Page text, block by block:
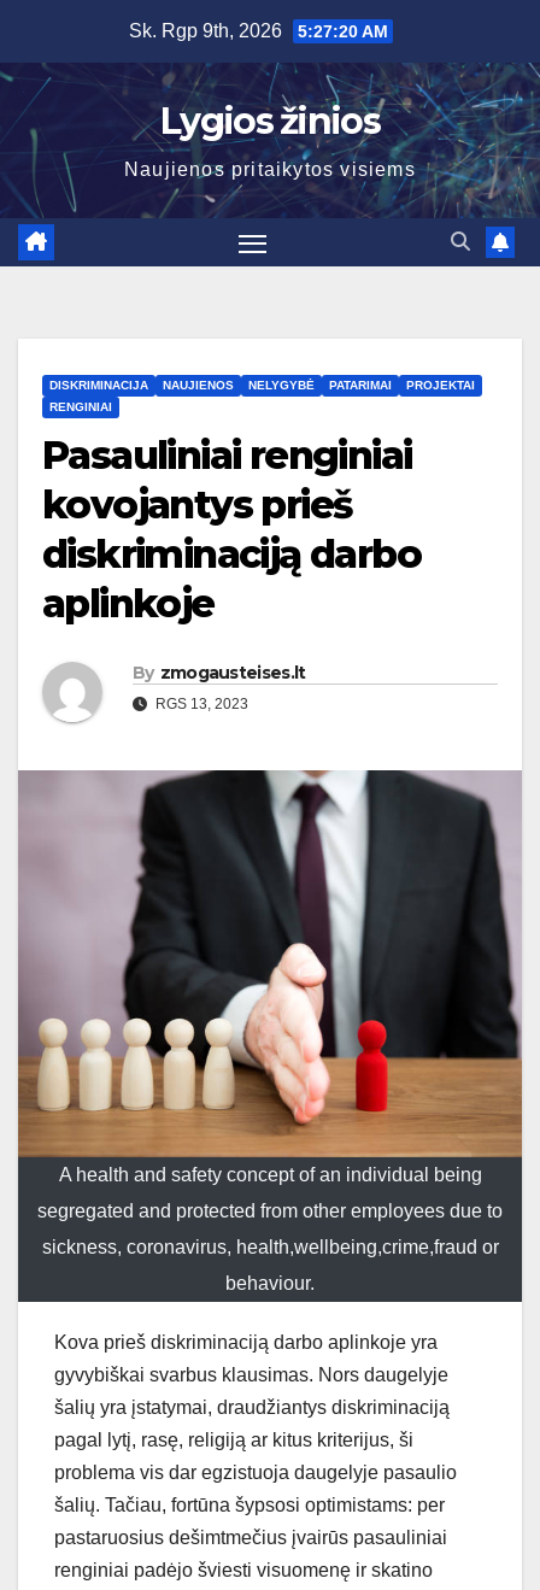
content
Sk. Rgp 9th, 2026 5:27:21 AM
Lygios žinios
Naujienos pritaikytos visiems
DISKRIMINACIJA NAUJIENOS NELYGYBĖ PATARIMAI
PROJEKTAI
RENGINIAI
Pasauliniai renginiai
kovojantys prieš
diskriminaciją darbo
aplinkoje
By zmogausteises.lt
RGS 13, 2023
A health and safety concept of an individual being
segregated and protected from other employees due to
sickness, coronavirus, health,wellbeing,crime,fraud or
behaviour.
Kova prieš diskriminaciją darbo aplinkoje yra
gyvybiškai svarbus klausimas. Nors daugelyje
šalių yra įstatymai, draudžiantys diskriminaciją
pagal lytį, rasę, religiją ar kitus kriterijus, ši
problema vis dar egzistuoja daugelyje pasaulio
šalių. Tačiau, fortūna šypsosi optimistams: per
pastaruosius dešimtmečius įvairūs pasauliniai
renginiai padėjo šviesti visuomenę ir skatino